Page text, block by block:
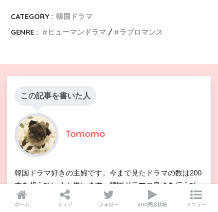
CATEGORY : 韓国ドラマ
GENRE :
ヒューマンドラマ ラブロマンス
この記事を書いた人
Tomomo
韓国ドラマ好きの主婦です。今まで見たドラマの数は200
本を超えていると思います。韓国ドラマの良さを伝えて
いけたらと思っています。
ホーム シェア フォロー VOD完全比較 メニュー